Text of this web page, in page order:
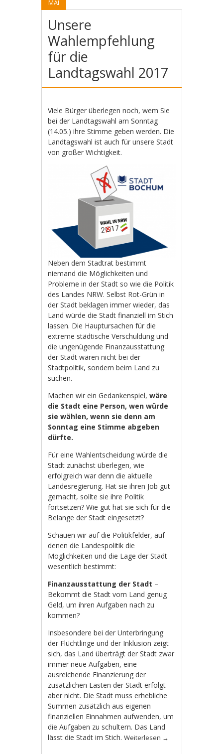
MAI
Unsere
Wahlempfehlung
für die
Landtagswahl 2017
Viele Bürger überlegen noch, wem Sie
bei der Landtagswahl am Sonntag
(14.05.) ihre Stimme geben werden. Die
Landtagswahl ist auch für unsere Stadt
von großer Wichtigkeit.
Neben dem Stadtrat bestimmt
niemand die Möglichkeiten und
Probleme in der Stadt so wie die Politik
des Landes NRW. Selbst Rot-Grün in
der Stadt beklagen immer wieder, das
Land würde die Stadt finanziell im Stich
lassen. Die Hauptursachen für die
extreme städtische Verschuldung und
die ungenügende Finanzausstattung
der Stadt wären nicht bei der
Stadtpolitik, sondern beim Land zu
suchen.
Machen wir ein Gedankenspiel,wäre
die Stadt eine Person, wen würde
sie wählen, wenn sie denn am
Sonntag eine Stimme abgeben
dürfte.
Für eine Wahlentscheidung würde die
Stadt zunächst überlegen, wie
erfolgreich war denn die aktuelle
Landesregierung. Hat sie ihren Job gut
gemacht, sollte sie ihre Politik
fortsetzen? Wie gut hat sie sich für die
Belange der Stadt eingesetzt?
Schauen wir auf die Politikfelder, auf
denen die Landespolitik die
Möglichkeiten und die Lage der Stadt
wesentlich bestimmt:
Finanzausstattung der Stadt –
Bekommt die Stadt vom Land genug
Geld, um ihren Aufgaben nach zu
kommen?
Insbesondere bei der Unterbringung
der Flüchtlinge und der Inklusion zeigt
sich, das Land überträgt der Stadt zwar
immer neue Aufgaben, eine
ausreichende Finanzierung der
zusätzlichen Lasten der Stadt erfolgt
aber nicht. Die Stadt muss erhebliche
Summen zusätzlich aus eigenen
finanziellen Einnahmen aufwenden, um
die Aufgaben zu schultern. Das Land
lässt die Stadt im Stich.Weiterlesen →